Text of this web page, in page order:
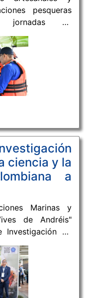
pesqueras
de
técnicas
con
en
de tecnologías
ciencia y la
a
Marinas y
de Andréis"
Investigación de
von Humboldt,
Investigaciones
Instituto de
del Pacífico "John
de manera